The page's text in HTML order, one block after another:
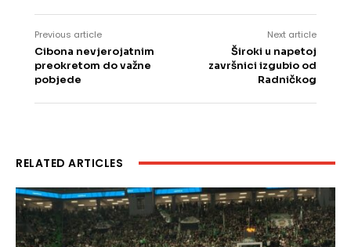
Previous article
Cibona nevjerojatnim
preokretom do važne
pobjede
Next article
Široki u napetoj
završnici izgubio od
Radničkog
RELATED ARTICLES